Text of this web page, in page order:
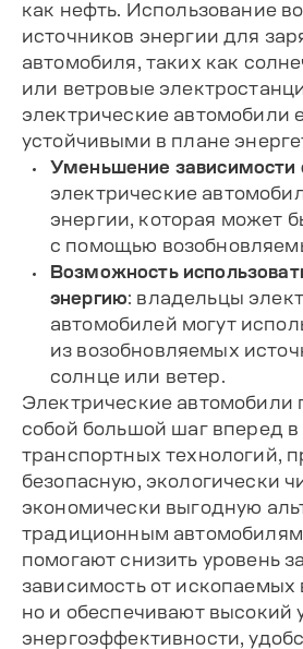
как нефть. Использование
источников энергии для
автомобиля, таких как
или ветровые
электрические автомобили
устойчивыми в плане
Уменьшение зависимости
электрические
энергии, которая может
с помощью
Возможность
энергию: владельцы
автомобилей могут
из возобновляемых
солнце или ветер.
Электрические автомобили
собой большой шаг вперед в
транспортных технологий,
безопасную, экологически
экономически выгодную
традиционным
помогают снизить уровень
зависимость от ископаемых
но и обеспечивают высокий
энергоэффективности,